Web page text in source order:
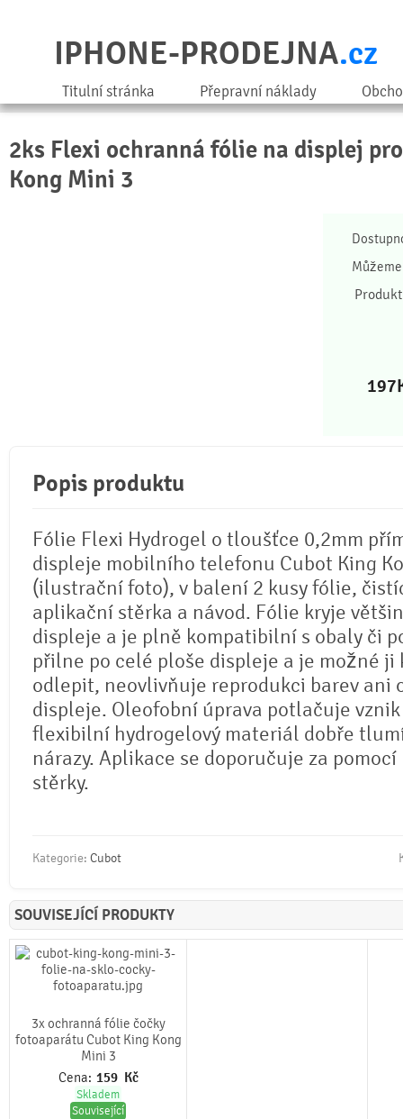
IPHONE-PRODEJNA.cz
Titulní stránka Přepravní náklady
2ks Flexi ochranná fólie na displej
Kong Mini 3
197
Popis produktu
Fólie Flexi Hydrogel o tloušťce 0,2mm
displeje mobilního telefonu Cubot King
(ilustrační foto), v balení 2 kusy fólie,
aplikační stěrka a návod. Fólie kryje
displeje a je plně kompatibilní s obaly či
přilne po celé ploše displeje a je možné ji
odlepit, neovlivňuje reprodukci barev ani
displeje. Oleofobní úprava potlačuje
flexibilní hydrogelový materiál dobře
nárazy. Aplikace se doporučuje za
stěrky.
Kategorie: Cubot
SOUVISEJÍCÍ PRODUKTY
3x ochranná fólie čočky
fotoaparátu Cubot King Kong
Mini 3
Cena: 159 Kč
Skladem
Související